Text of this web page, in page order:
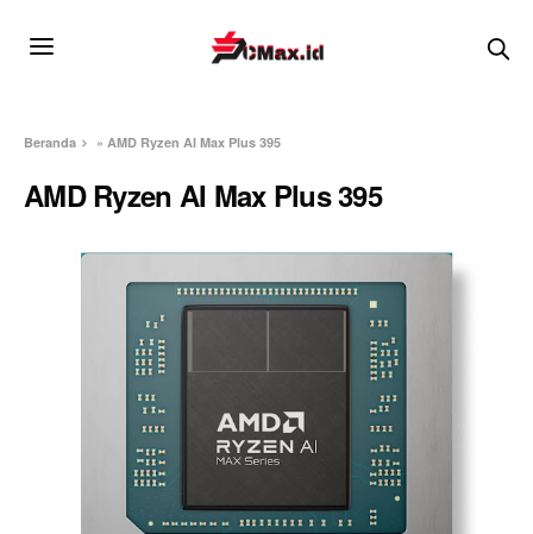
Beranda » AMD Ryzen AI Max Plus 395
AMD Ryzen AI Max Plus 395